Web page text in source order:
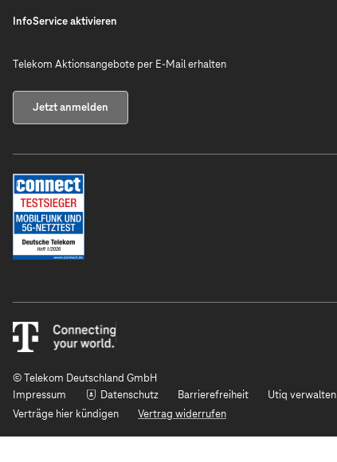
InfoService aktivieren
Telekom Aktionsangebote per E-Mail erhalten
Jetzt anmelden
© Telekom Deutschland GmbH
Impressum
Datenschutz Barrierefreiheit Utiq verwalten
Verträge hier kündigen
Vertrag widerrufen